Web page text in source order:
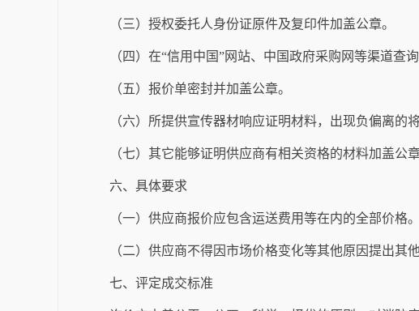
（三）授权委托人身份证原件及复印件加盖公章。
（四）在“信用中国”网站、中国政府采购网等渠道查
（五）报价单密封并加盖公章。
（六）所提供宣传器材响应证明材料，出现负偏离的
（七）其它能够证明供应商有相关资格的材料加盖公章
六、具体要求
（一）供应商报价应包含运送费用等在内的全部价格。
（二）供应商不得因市场价格变化等其他原因提出其
七、评定成交标准